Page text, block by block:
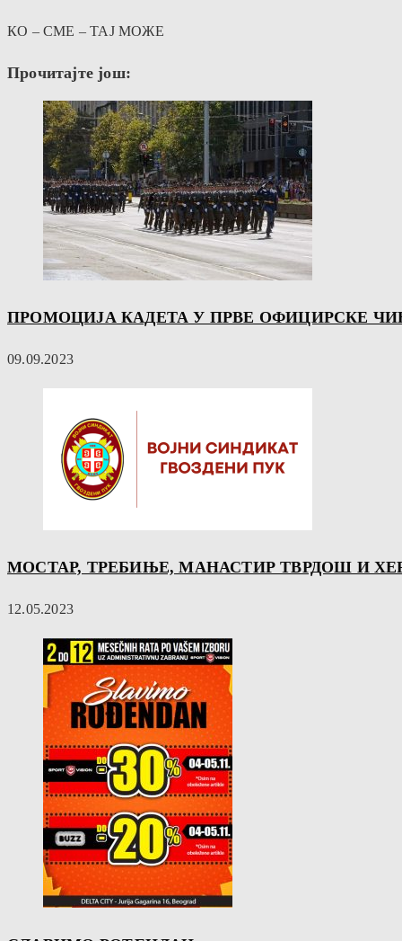
КО – СМЕ – ТАЈ МОЖЕ
Прочитајте још:
ПРОМОЦИЈА КАДЕТА У ПРВЕ ОФИЦИРСКЕ
09.09.2023
МОСТАР, ТРЕБИЊЕ, МАНАСТИР ТВРДОШ И
12.05.2023